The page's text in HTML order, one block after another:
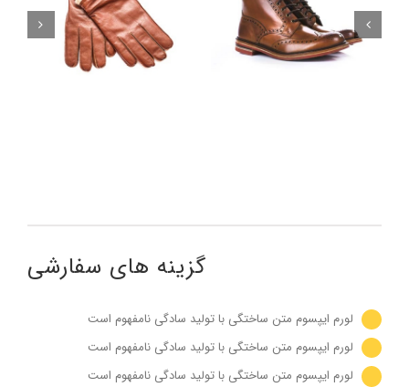
گزینه های سفارشی
لورم ایپسوم متن ساختگی با تولید سادگی نامفهوم است
لورم ایپسوم متن ساختگی با تولید سادگی نامفهوم است
لورم ایپسوم متن ساختگی با تولید سادگی نامفهوم است